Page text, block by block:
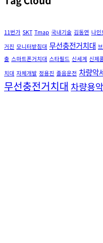
11번가 SKT Tmap 국내기술 김동연 나인
거진 모니터받침대 무선충전거치대
출 스마트폰거치대 스타필드 신세계 신제
치대 자체개발 정용진 졸음운전 차량악
무선충전거치대 차량용